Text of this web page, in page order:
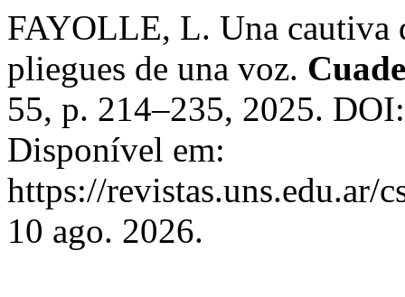
FAYOLLE, L. Una cautiva
pliegues de una voz.
55, p. 214–235, 2025.
Disponível em:
https://revistas.uns.edu.ar/
10 ago. 2026.